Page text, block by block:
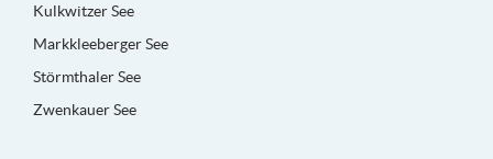
Kulkwitzer See
Markkleeberger See
Störmthaler See
Zwenkauer See